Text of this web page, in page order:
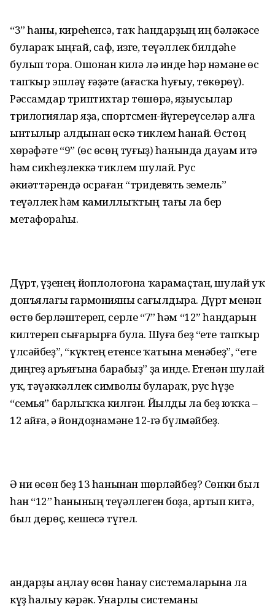
“3” һаны, киреһенсә, таҡ һандарҙың иң бәләкәсе
булараҡ ыңғай, саф, изге, теүәллек билдәһе
булып тора. Ошонан килә лә инде һәр нәмәне өс
тапҡыр эшләү ғәҙәте (ағасҡа һуғыу, төкөрөү).
Рәссамдар триптихтар төшөрә, яҙыусылар
трилогиялар яҙа, спортсмен-йүгереүселәр алға
ынтылыр алдынан өскә тиклем һанай. Өстөң
хөрәфәте “9” (өс өсөң туғыҙ) һанында дауам итә
һәм сикһеҙлеккә тиклем шулай. Рус
әкиәттәрендә осраған “тридевять земель”
теүәллек һәм камиллыҡтың тағы ла бер
метафораһы.
Дүрт, үҙенең йоплолоғона ҡарамаҫтан, шулай уҡ
донъялағы гармонияны сағылдыра. Дүрт менән
өстө берләштереп, серле “7” һәм “12” һандарын
килтереп сығарырға була. Шуға беҙ “ете тапҡыр
үлсәйбеҙ”, “күктең етенсе ҡатына менәбеҙ”, “ете
диңгеҙ аръяғына барабыҙ” ҙа инде. Етенән шулай
уҡ, тәүәккәллек символы булараҡ, рус һүҙе
“семья” барлыҡҡа килгән. Йылды ла беҙ юҡҡа –
12 айға, ә йондоҙнамәне 12-гә бүлмәйбеҙ.
Ә ни өсөн беҙ 13 һанынан шөрләйбеҙ? Сөнки был
һан “12” һанының теүәллеген боҙа, артып китә,
был дөрөҫ, кешесә түгел.
Һандарҙы аңлау өсөн һанау системаларына ла
күҙ һалыу кәрәк. Унарлы системаны